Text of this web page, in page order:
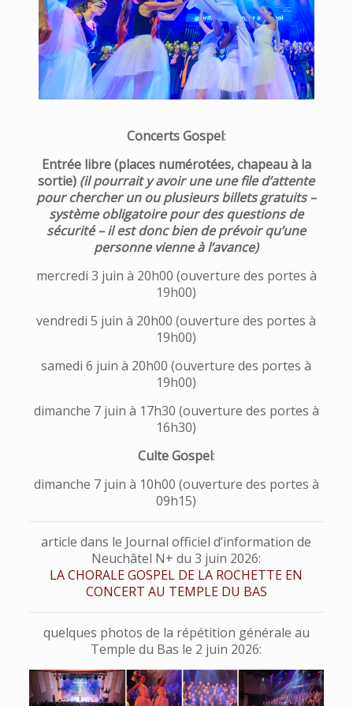
Concerts Gospel:
Entrée libre (places numérotées, chapeau à la
sortie) (il pourrait y avoir une une file d’attente
pour chercher un ou plusieurs billets gratuits –
système obligatoire pour des questions de
sécurité – il est donc bien de prévoir qu’une
personne vienne à l’avance)
mercredi 3 juin à 20h00 (ouverture des portes à
19h00)
vendredi 5 juin à 20h00 (ouverture des portes à
19h00)
samedi 6 juin à 20h00 (ouverture des portes à
19h00)
dimanche 7 juin à 17h30 (ouverture des portes à
16h30)
Culte Gospel:
dimanche 7 juin à 10h00 (ouverture des portes à
09h15)
article dans le Journal officiel d’information de
Neuchâtel N+ du 3 juin 2026:
LA CHORALE GOSPEL DE LA ROCHETTE EN
CONCERT AU TEMPLE DU BAS
quelques photos de la répétition générale au
Temple du Bas le 2 juin 2026: